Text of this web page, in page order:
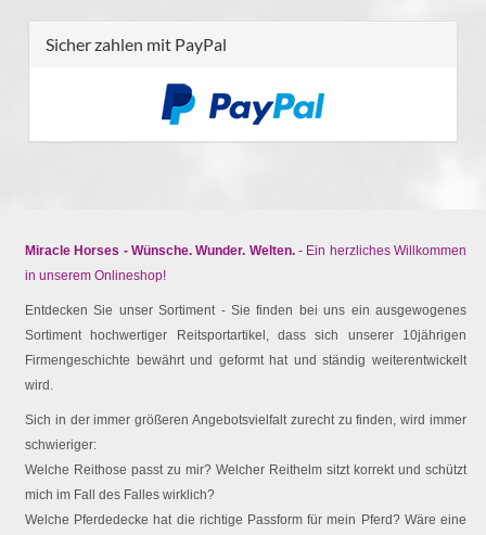
Sicher zahlen mit PayPal
Miracle Horses - Wünsche. Wunder. Welten.- Ein herzliches Willkommen
in unserem Onlineshop!
Entdecken Sie unser Sortiment - Sie finden bei uns ein ausgewogenes
Sortiment hochwertiger Reitsportartikel, dass sich unserer 10jährigen
Firmengeschichte bewährt und geformt hat und ständig weiterentwickelt
wird.
Sich in der immer größeren Angebotsvielfalt zurecht zu finden, wird immer
schwieriger:
Welche Reithose passt zu mir? Welcher Reithelm sitzt korrekt und schützt
mich im Fall des Falles wirklich?
Welche Pferdedecke hat die richtige Passform für mein Pferd? Wäre eine